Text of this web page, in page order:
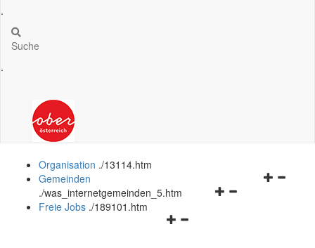
.
Suche
.
Organisation ./13114.htm
Navigationsmenü
Gemeinden
./was_internetgemeinden_5.htm
Navigationsmenü
Freie Jobs ./189101.htm